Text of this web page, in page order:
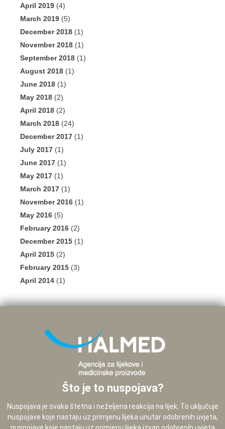
April 2019 (4)
March 2019 (5)
December 2018 (1)
November 2018 (1)
September 2018 (1)
August 2018 (1)
June 2018 (1)
May 2018 (2)
April 2018 (2)
March 2018 (24)
December 2017 (1)
July 2017 (1)
June 2017 (1)
May 2017 (1)
March 2017 (1)
November 2016 (1)
May 2016 (5)
February 2016 (2)
December 2015 (1)
April 2015 (2)
February 2015 (3)
April 2014 (1)
Što je to nuspojava?
Nuspojava je svaka štetna i neželjena reakcija na lijek. To uključuje
nuspojave koje nastaju uz primjenu lijeka unutar odobrenih uvjeta,